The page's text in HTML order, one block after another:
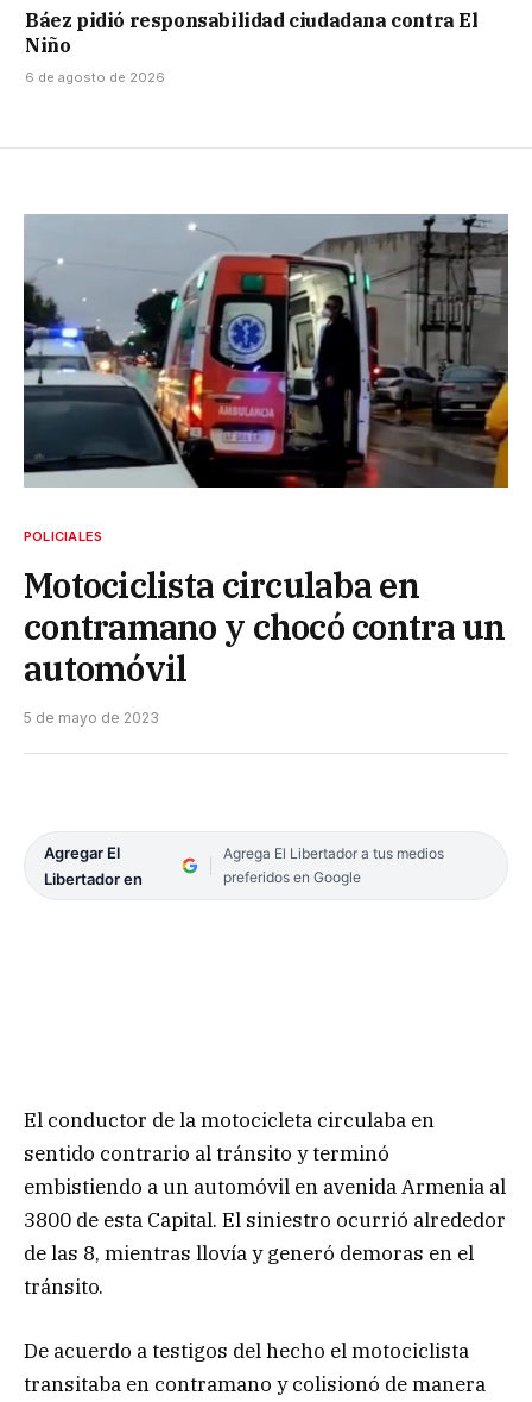
Báez pidió responsabilidad ciudadana contra El
Niño
6 de agosto de 2026
POLICIALES
Motociclista circulaba en
contramano y chocó contra un
automóvil
5 de mayo de 2023
Agregar El
Libertador en
Agrega El Libertador a tus medios
preferidos en Google
El conductor de la motocicleta circulaba en
sentido contrario al tránsito y terminó
embistiendo a un automóvil en avenida Armenia al
3800 de esta Capital. El siniestro ocurrió alrededor
de las 8, mientras llovía y generó demoras en el
tránsito.
De acuerdo a testigos del hecho el motociclista
transitaba en contramano y colisionó de manera